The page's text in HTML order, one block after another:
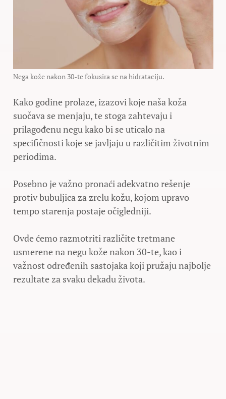
Nega kože nakon 30-te fokusira se na hidrataciju.
Kako godine prolaze, izazovi koje naša koža
suočava se menjaju, te stoga zahtevaju i
prilagođenu negu kako bi se uticalo na
specifičnosti koje se javljaju u različitim životnim
periodima.
Posebno je važno pronaći adekvatno rešenje
protiv bubuljica za zrelu kožu, kojom upravo
tempo starenja postaje očigledniji.
Ovde ćemo razmotriti različite tretmane
usmerene na negu kože nakon 30-te, kao i
važnost određenih sastojaka koji pružaju najbolje
rezultate za svaku dekadu života.